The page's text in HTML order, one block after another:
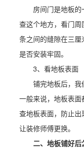
房间门是地板
查这个地方，看门
条之间的缝隙在三
是否安装牢固。
3、看地板表面
铺完地板后，我
一般来说，地板表
查地板表面，防止
让装修师傅更换。
二、地板铺好后